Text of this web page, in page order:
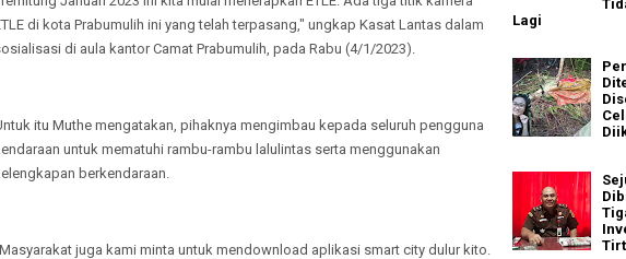
di kota Prabumulih ini yang telah terpasang," ungkap Kasat Lantas dalam
di aula kantor Camat Prabumulih, pada Rabu (4/1/2023).
itu Muthe mengatakan, pihaknya mengimbau kepada seluruh pengguna
untuk mematuhi rambu-rambu lalulintas serta menggunakan
berkendaraan.
juga kami minta untuk mendownload aplikasi smart city dulur kito.
Lagi